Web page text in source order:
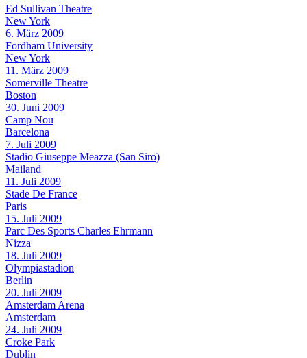
Ed Sullivan Theatre
New York
6. März 2009
Fordham University
New York
11. März 2009
Somerville Theatre
Boston
30. Juni 2009
Camp Nou
Barcelona
7. Juli 2009
Stadio Giuseppe Meazza (San Siro)
Mailand
11. Juli 2009
Stade De France
Paris
15. Juli 2009
Parc Des Sports Charles Ehrmann
Nizza
18. Juli 2009
Olympiastadion
Berlin
20. Juli 2009
Amsterdam Arena
Amsterdam
24. Juli 2009
Croke Park
Dublin